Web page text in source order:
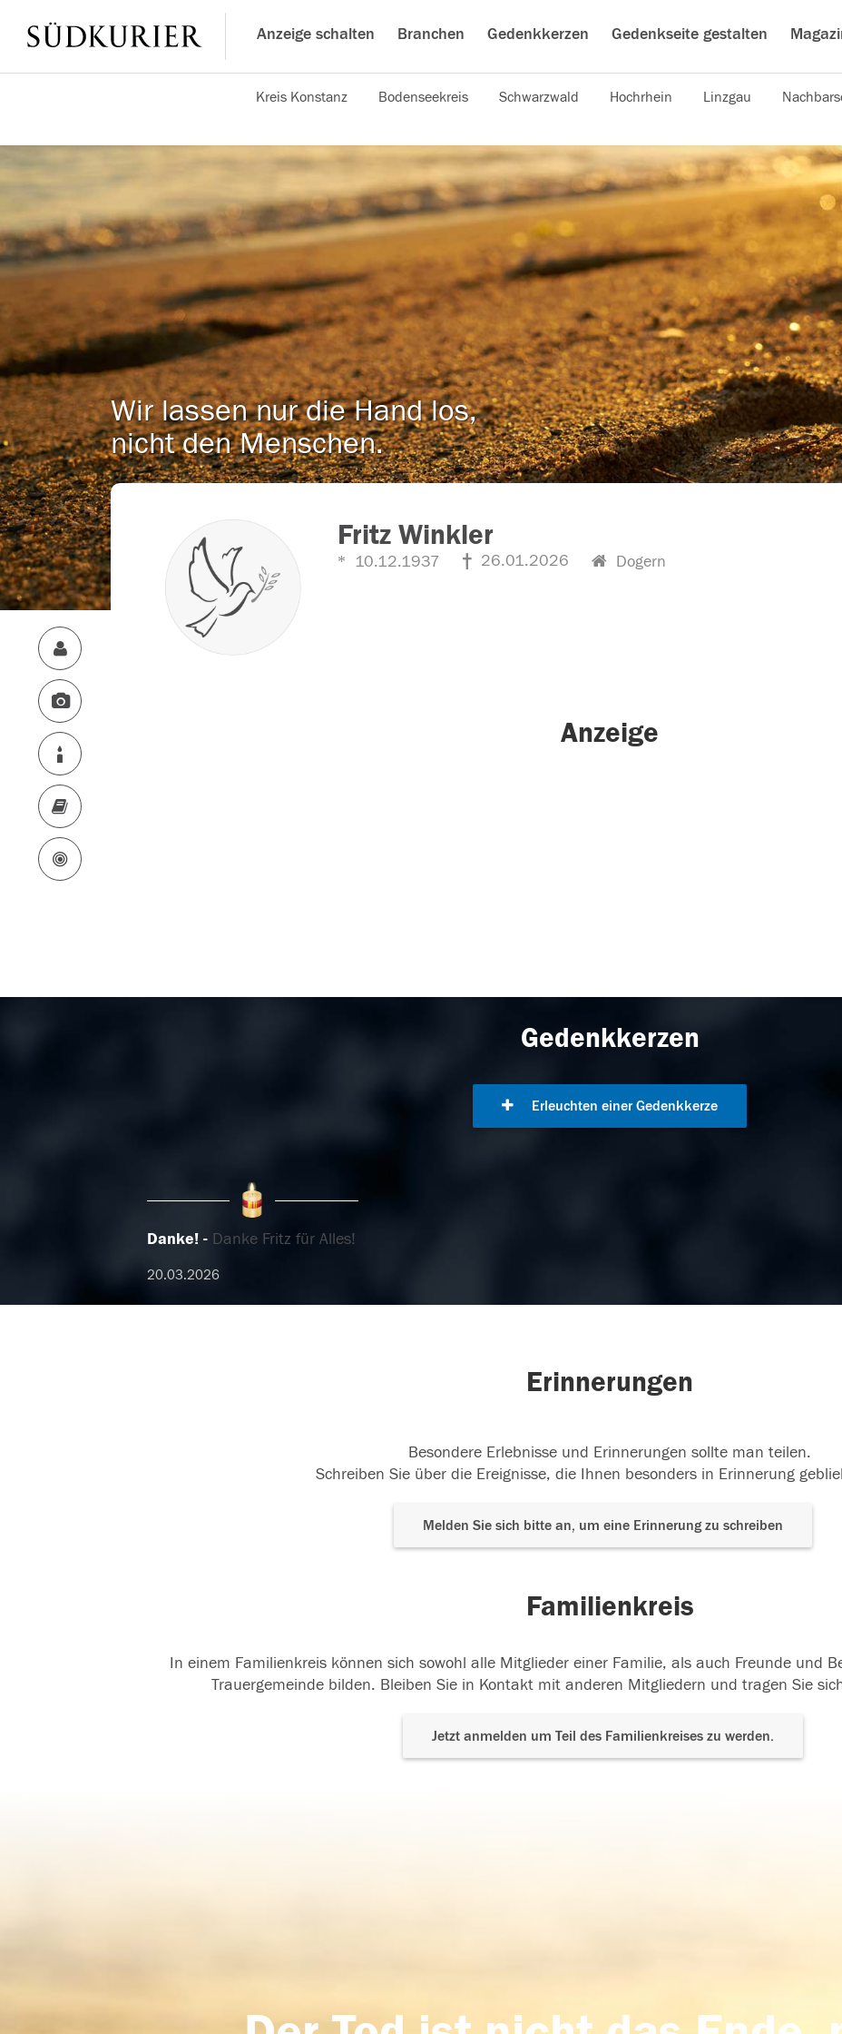
Anzeige schalten Branchen Gedenkkerzen Gedenkseite gestalten
Kreis Konstanz Bodenseekreis Schwarzwald Hochrhein Linzgau
Wir lassen nur die Hand los,
nicht den Menschen.
Fritz Winkler
10.12.1937 26.01.2026 Dogern
Anzeige
Gedenkkerzen
Erleuchten einer Gedenkkerze
Danke! Danke Fritz für Alles!
20.03.2026
Erinnerungen
Besondere Erlebnisse und Erinnerungen sollte man teilen.
Schreiben Sie über die Ereignisse, die Ihnen besonders in Erinnerung
Melden Sie sich bitte an, um eine Erinnerung zu schreiben
Familienkreis
In einem Familienkreis können sich sowohl alle Mitglieder einer Familie, als auch Freunde und
Trauergemeinde bilden. Bleiben Sie in Kontakt mit anderen Mitgliedern und tragen Sie
Jetzt anmelden um Teil des Familienkreises zu werden.